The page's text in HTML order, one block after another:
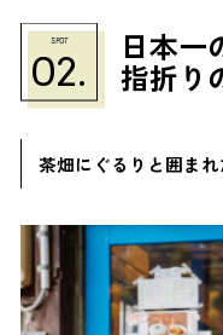
SPOT
02.
日本一
指折り
茶畑にぐるりと囲ま